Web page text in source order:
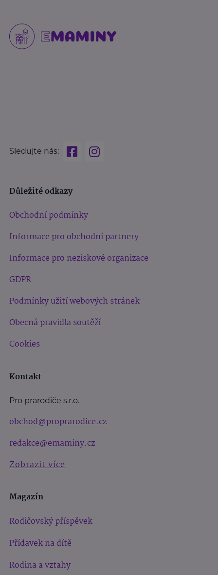
Sledujte nás:
Důležité odkazy
Obchodní podmínky
Informace pro obchodní partnery
Informace pro neziskové organizace
GDPR
Podmínky užití webových stránek
Obecná pravidla soutěží
Cookies
Kontakt
Pro prarodiče s.r.o.
obchod@proprarodice.cz
redakce@emaminy.cz
Zobrazit více
Magazín
Rodičovský příspěvek
Přídavek na dítě
Rodina a vztahy